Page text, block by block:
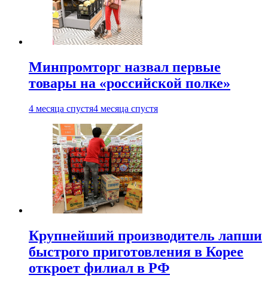
Минпромторг назвал первые
товары на «российской полке»
4 месяца спустя4 месяца спустя
Крупнейший производитель лапши
быстрого приготовления в Корее
откроет филиал в РФ